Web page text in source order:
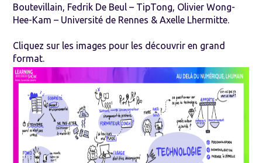
Boutevillain, Fedrik De Beul – TipTong, Olivier Wong-
Hee-Kam – Université de Rennes & Axelle Lhermitte.
Cliquez sur les images pour les découvrir en grand
format.